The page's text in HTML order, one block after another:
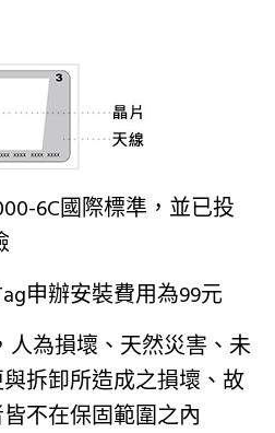
6C國際標準，並已投
申辦安裝費用為99元
人為損壞、天然災害、未
拆卸所造成之損壞、故
不在保固範圍之內